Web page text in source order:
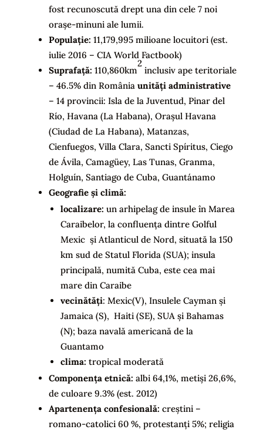
fost recunoscută drept una din cele 7 noi
orașe-minuni ale lumii.
Populație: 11,179,995 milioane locuitori (est.
iulie 2016 – CIA World Factbook)
Suprafață: 110,860km
2
inclusiv ape teritoriale
– 46.5% din România unități administrative
– 14 provincii: Isla de la Juventud, Pinar del
Río, Havana (La Habana), Orașul Havana
(Ciudad de La Habana), Matanzas,
Cienfuegos, Villa Clara, Sancti Spíritus, Ciego
de Ávila, Camagüey, Las Tunas, Granma,
Holguín, Santiago de Cuba, Guantánamo
Geografie și climă:
localizare: un arhipelag de insule în Marea
Caraibelor, la confluența dintre Golful
Mexic și Atlanticul de Nord, situată la 150
km sud de Statul Florida (SUA); insula
principală, numită Cuba, este cea mai
mare din Caraibe
vecinătăți: Mexic(V), Insulele Cayman și
Jamaica (S), Haiti (SE), SUA și Bahamas
(N); baza navală americană de la
Guantamo
clima: tropical moderată
Componența etnică: albi 64,1%, metiși 26,6%,
de culoare 9.3% (est. 2012)
Apartenența confesională: creștini –
romano-catolici 60 %, protestanți 5%; religia